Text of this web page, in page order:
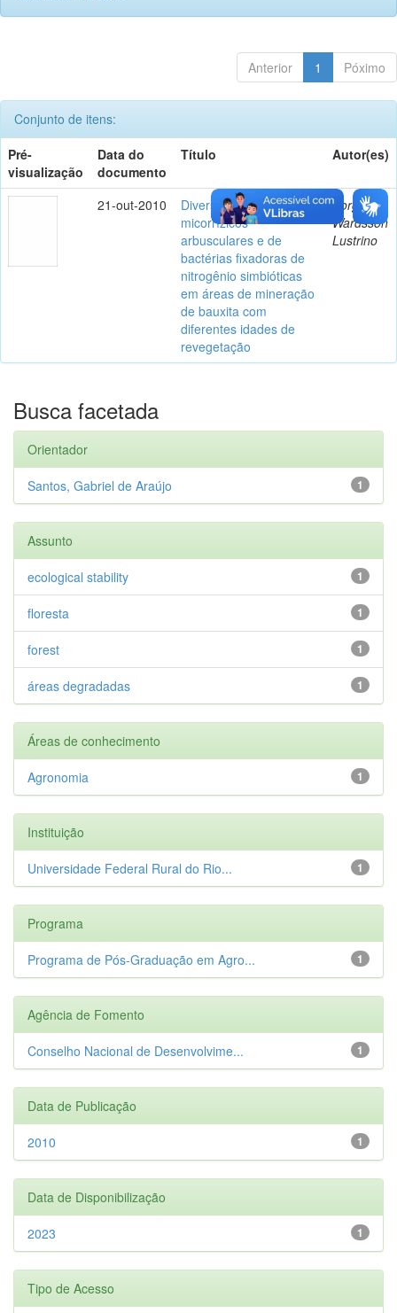
Anterior 1 Póximo
Conjunto de itens:
Pré-
visualização
Data do
documento
Título Autor(es)
21-out-2010
Diversidade de fungos
micorrízicos
arbusculares e de
bactérias fixadoras de
nitrogênio simbióticas
em áreas de mineração
de bauxita com
diferentes idades de
revegetação
Borges,
Wardsson
Lustrino
Busca facetada
Orientador
1
Santos, Gabriel de Araújo
Assunto
1
ecological stability
1
floresta
1
forest
1
áreas degradadas
Áreas de conhecimento
1
Agronomia
Instituição
1
Universidade Federal Rural do Rio...
Programa
1
Programa de Pós-Graduação em Agro...
Agência de Fomento
1
Conselho Nacional de Desenvolvime...
Data de Publicação
1
2010
Data de Disponibilização
1
2023
Tipo de Acesso